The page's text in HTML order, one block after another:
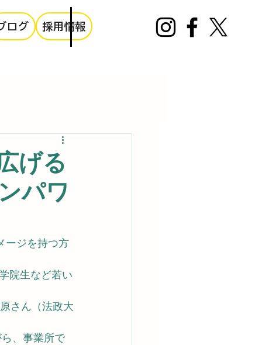
ログ 採用情報
げる
パワ
ージを持つ方
院生など若い
さん（法政大
、事業所で